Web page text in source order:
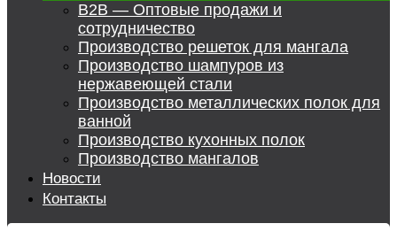
B2B — Оптовые продажи и
сотрудничество
Производство решеток для мангала
Производство шампуров из
нержавеющей стали
Производство металлических полок для
ванной
Производство кухонных полок
Производство мангалов
Новости
Контакты